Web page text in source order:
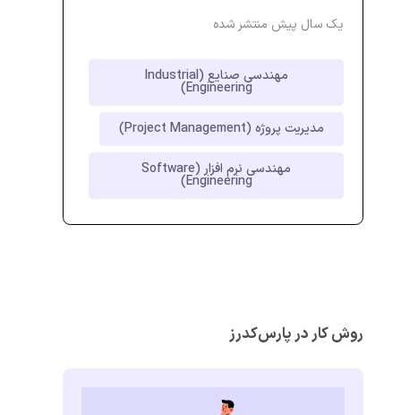
یک سال پیش منتشر شده
مهندسی صنایع (Industrial
Engineering)
مدیریت پروژه (Project Management)
مهندسی نرم افزار (Software
Engineering)
روش کار در پارس‌کدرز